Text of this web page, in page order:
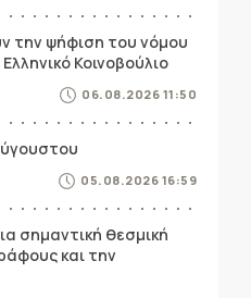
την ψήφιση του νόμου
Κοινοβούλιο
06.08.2026 11:50
05.08.2026 16:59
σημαντική θεσμική
και την